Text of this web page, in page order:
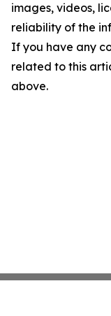
images, videos,
reliability of the
If you have any
related to this
above.